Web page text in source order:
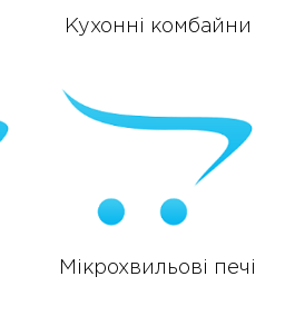
Кухонні комбайни
Мікрохвильові печі